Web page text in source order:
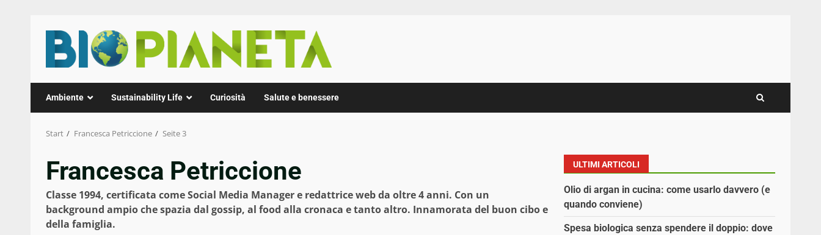
Inhalt
springen
Ambiente Sustainability Life Curiosità Salute e benessere
Start Francesca Petriccione Seite 3
Francesca Petriccione
Classe 1994, certificata come Social Media Manager e redattrice web da oltre 4 anni. Con un
background ampio che spazia dal gossip, al food alla cronaca e tanto altro. Innamorata del buon cibo e
della famiglia.
ULTIMI ARTICOLI
Olio di argan in cucina: come usarlo davvero (e
quando conviene)
Spesa biologica senza spendere il doppio: dove